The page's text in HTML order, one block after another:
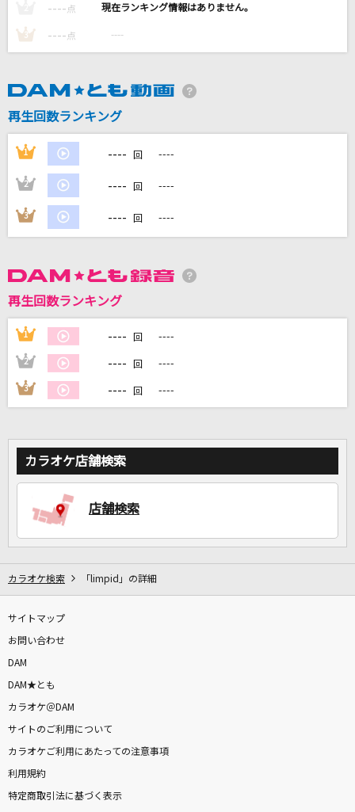
BUMP OF CHICKEN
コブクロ
未来へ
Kiroro
桃源郷エイリアン
serial TV drama
井上陽水
[生音]ロマンスの神様
広瀬香美
カラオケをもっと楽しもう！
---- 点 ----
3 ---- 点 ----
再生回数ランキング
1 ---- 回 ----
2 ---- 回 ----
3 ---- 回 ----
再生回数ランキング
1 ---- 回 ----
2 ---- 回 ----
3 ---- 回 ----
カラオケ店舗検索
店舗検索
カラオケ検索 「limpid」の詳細
サイトマップ
お問い合わせ
DAM
DAM★とも
カラオケ＠DAM
サイトのご利用について
カラオケご利用にあたっての注意事項
利用規約
特定商取引法に基づく表示